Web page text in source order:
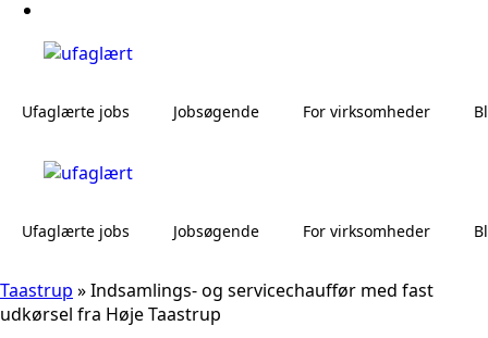
Ufaglærte jobs Jobsøgende For virksomheder
Ufaglærte jobs Jobsøgende For virksomheder
Taastrup »Indsamlings- og servicechauffør med fast
udkørsel fra Høje Taastrup